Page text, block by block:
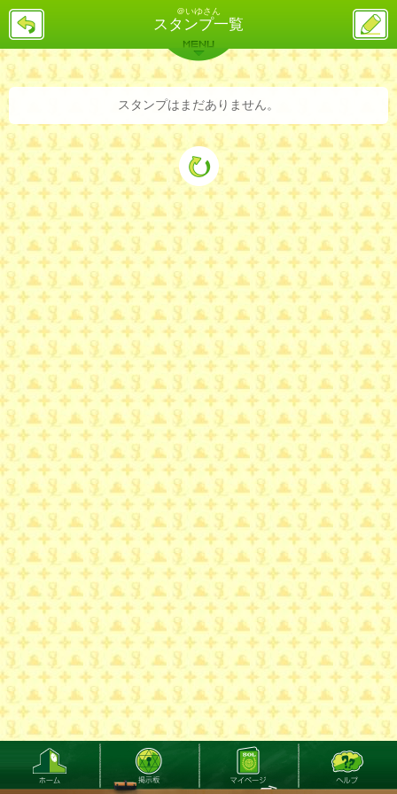
＠いゆさん
スタンプ一覧
戻
ス
投
稿
バックナンバー 詳細検索 ランキング
MENU
スタンプはまだありません。